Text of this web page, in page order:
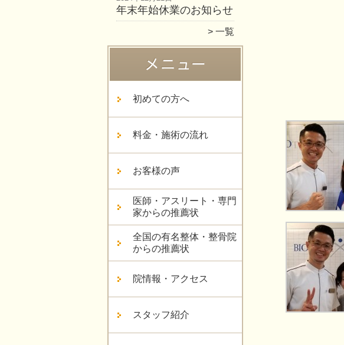
年末年始休業のお知らせ
一覧
初めての方へ
料金・施術の流れ
お客様の声
医師・アスリート・専門
家からの推薦状
全国の有名整体・整骨院
からの推薦状
院情報・アクセス
スタッフ紹介